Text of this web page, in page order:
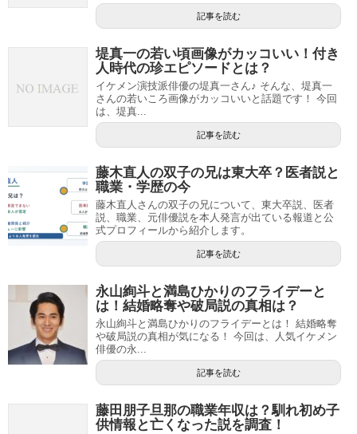
記事を読む
堤真一の若い頃画像がカッコいい！付き
人時代の珍エピソードとは？
イケメン演技派俳優の堤真一さん♪ そんな、堤真一
さんの若いころ画像がカッコいいと話題です！ 今回
は、堤真...
記事を読む
藤木直人の双子の兄は東大卒？医者説と
職業・学歴の今
藤木直人さんの双子の兄について、東大卒説、医者
説、職業、元俳優説を本人発言が出ている報道と公
式プロフィールから紹介します。
記事を読む
永山絢斗と満島ひかりのフライデーと
は！結婚略奪や破局説の真相は？
永山絢斗と満島ひかりのフライデーとは！ 結婚略奪
や破局説の真相が気になる！ 今回は、人気イケメン
俳優の永...
記事を読む
藤田朋子旦那の職業年収は？馴れ初め子
供情報と亡くなった説を調査！